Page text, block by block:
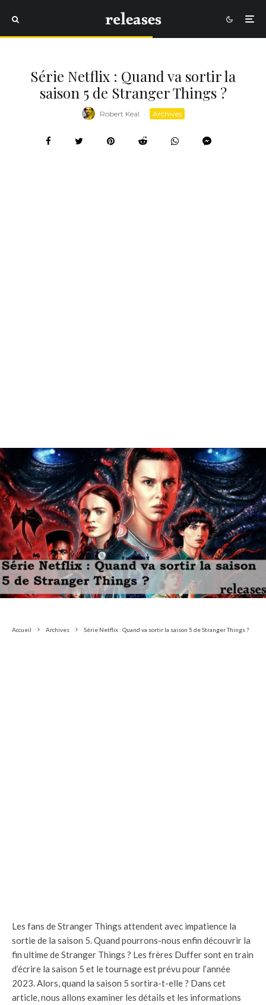
Série Netflix : Quand va sortir la
saison 5 de Stranger Things ?
Robert Keal · Archives
Accueil Archives Série Netflix : Quand va sortir la saison 5 de Stranger Things ?
Les fans de Stranger Things attendent avec impatience la
sortie de la saison 5. Quand pourrons-nous enfin découvrir la
fin ultime de Stranger Things ? Les frères Duffer sont en train
d’écrire la saison 5 et le tournage est prévu pour l’année
2023. Alors, quand la saison 5 sortira-t-elle ? Dans cet
article, nous allons examiner les détails et les informations